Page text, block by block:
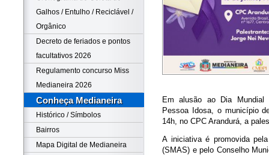
Galhos / Entulho / Reciclável /
Orgânico
Decreto de feriados e pontos
facultativos 2026
Regulamento concurso Miss
Medianeira 2026
Conheça Medianeira
Histórico / Símbolos
Bairros
Mapa Digital de Medianeira
Em alusão ao Dia Mundial
Pessoa Idosa, o município
14h, no CPC Arandurá, a
A iniciativa é promovida
(SMAS) e pelo Conselho